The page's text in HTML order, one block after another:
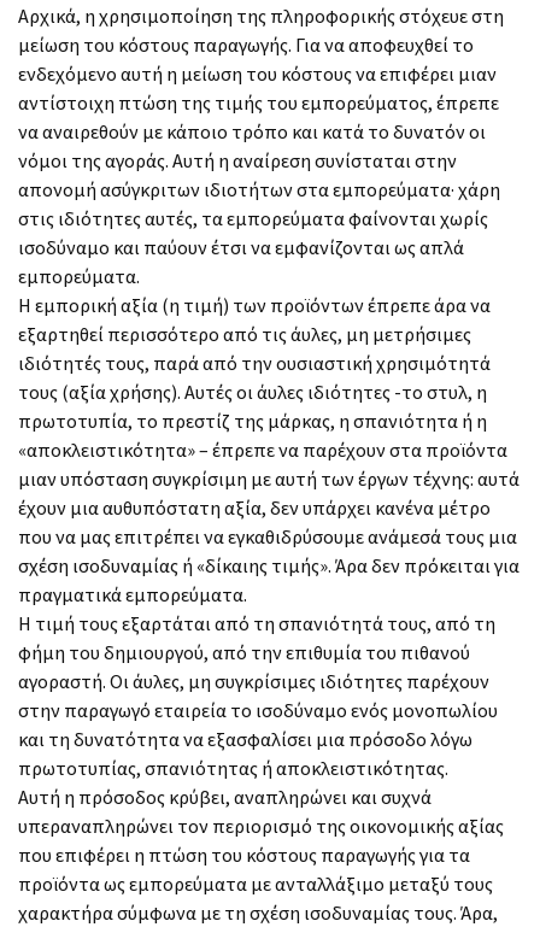
Αρχικά, η χρησιμοποίηση της πληροφορικής στόχευε στη
μείωση του κόστους παραγωγής. Για να αποφευχθεί το
ενδεχόμενο αυτή η μείωση του κόστους να επιφέρει μιαν
αντίστοιχη πτώση της τιμής του εμπορεύματος, έπρεπε
να αναιρεθούν με κάποιο τρόπο και κατά το δυνατόν οι
νόμοι της αγοράς. Αυτή η αναίρεση συνίσταται στην
απονομή ασύγκριτων ιδιοτήτων στα εμπορεύματα· χάρη
στις ιδιότητες αυτές, τα εμπορεύματα φαίνονται χωρίς
ισοδύναμο και παύουν έτσι να εμφανίζονται ως απλά
εμπορεύματα.
Η εμπορική αξία (η τιμή) των προϊόντων έπρεπε άρα να
εξαρτηθεί περισσότερο από τις άυλες, μη μετρήσιμες
ιδιότητές τους, παρά από την ουσιαστική χρησιμότητά
τους (αξία χρήσης). Αυτές οι άυλες ιδιότητες -το στυλ, η
πρωτοτυπία, το πρεστίζ της μάρκας, η σπανιότητα ή η
«αποκλειστικότητα» – έπρεπε να παρέχουν στα προϊόντα
μιαν υπόσταση συγκρίσιμη με αυτή των έργων τέχνης: αυτά
έχουν μια αυθυπόστατη αξία, δεν υπάρχει κανένα μέτρο
που να μας επιτρέπει να εγκαθιδρύσουμε ανάμεσά τους μια
σχέση ισοδυναμίας ή «δίκαιης τιμής». Άρα δεν πρόκειται για
πραγματικά εμπορεύματα.
Η τιμή τους εξαρτάται από τη σπανιότητά τους, από τη
φήμη του δημιουργού, από την επιθυμία του πιθανού
αγοραστή. Οι άυλες, μη συγκρίσιμες ιδιότητες παρέχουν
στην παραγωγό εταιρεία το ισοδύναμο ενός μονοπωλίου
και τη δυνατότητα να εξασφαλίσει μια πρόσοδο λόγω
πρωτοτυπίας, σπανιότητας ή αποκλειστικότητας.
Αυτή η πρόσοδος κρύβει, αναπληρώνει και συχνά
υπεραναπληρώνει τον περιορισμό της οικονομικής αξίας
που επιφέρει η πτώση του κόστους παραγωγής για τα
προϊόντα ως εμπορεύματα με ανταλλάξιμο μεταξύ τους
χαρακτήρα σύμφωνα με τη σχέση ισοδυναμίας τους. Άρα,